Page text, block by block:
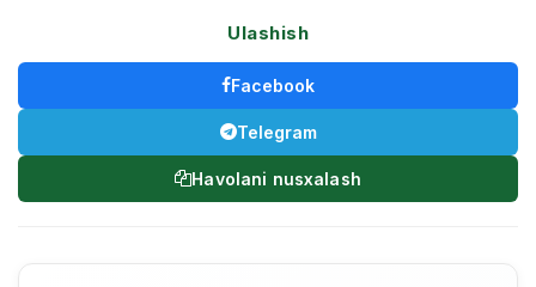
Ulashish
Facebook
Telegram
Havolani nusxalash